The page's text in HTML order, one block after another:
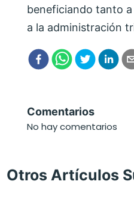
beneficiando tanto
a la administración
Comentarios
No hay comentarios
Otros Artículos